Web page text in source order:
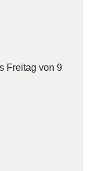
Freitag von 9